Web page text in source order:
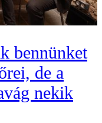
bennünket
de a
nekik